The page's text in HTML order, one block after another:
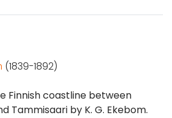
(1839-1892)
Finnish coastline between
Tammisaari by K. G. Ekebom.